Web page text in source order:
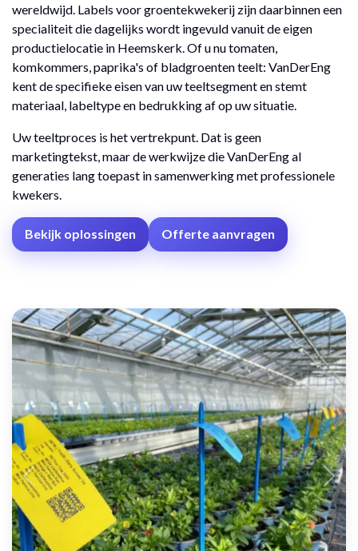
wereldwijd. Labels voor groentekwekerij zijn daarbinnen een
specialiteit die dagelijks wordt ingevuld vanuit de eigen
productielocatie in Heemskerk. Of u nu tomaten,
komkommers, paprika's of bladgroenten teelt: VanDerEng
kent de specifieke eisen van uw teeltsegment en stemt
materiaal, labeltype en bedrukking af op uw situatie.
Uw teeltproces is het vertrekpunt. Dat is geen
marketingtekst, maar de werkwijze die VanDerEng al
generaties lang toepast in samenwerking met professionele
kwekers.
Bekijk oplossingen Offerte aanvragen